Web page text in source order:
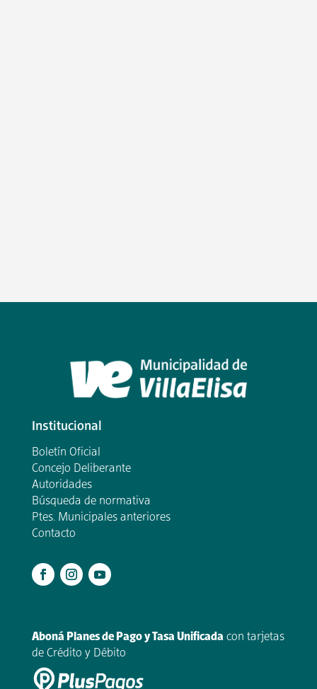
Institucional
Boletín Oficial
Concejo Deliberante
Autoridades
Búsqueda de normativa
Ptes. Municipales anteriores
Contacto
Aboná Planes de Pago y Tasa Unificada con tarjetas
de Crédito y Débito